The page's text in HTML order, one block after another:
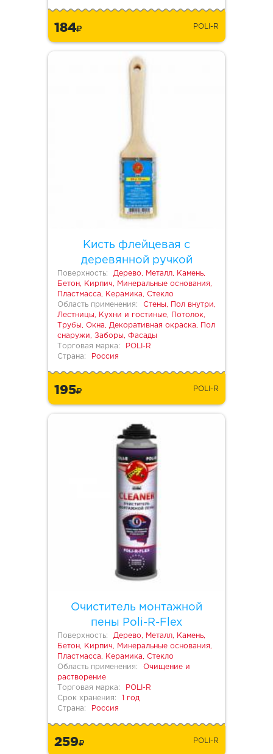
184 POLI-R
Кисть флейцевая с
деревянной ручкой
Поверхность:
Дерево, Металл, Камень,
Бетон, Кирпич, Минеральные основания,
Пластмасса, Керамика, Стекло
Область применения:
Стены, Пол внутри,
Лестницы, Кухни и гостиные, Потолок,
Трубы, Окна, Декоративная окраска, Пол
снаружи, Заборы, Фасады
Торговая марка:
POLI-R
Страна:
Россия
195 POLI-R
Очиститель монтажной
пены Poli-R-Flex
Поверхность:
Дерево, Металл, Камень,
Бетон, Кирпич, Минеральные основания,
Пластмасса, Керамика, Стекло
Область применения:
Очищение и
растворение
Торговая марка:
POLI-R
Срок хранения:
1 год
Страна:
Россия
259 POLI-R